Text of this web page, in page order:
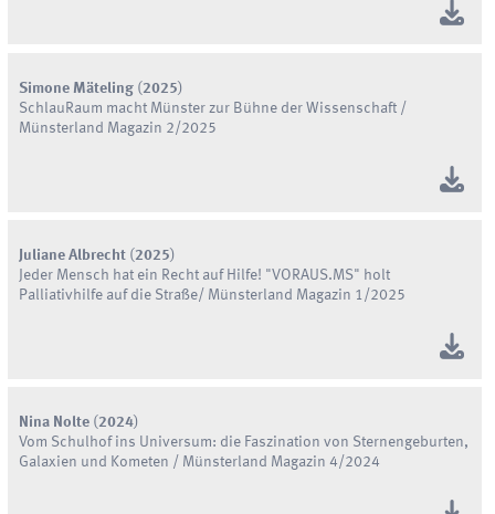
Simone Mäteling (2025)
SchlauRaum macht Münster zur Bühne der Wissenschaft /
Münsterland Magazin 2/2025
Juliane Albrecht (2025)
Jeder Mensch hat ein Recht auf Hilfe! "VORAUS.MS" holt
Palliativhilfe auf die Straße/ Münsterland Magazin 1/2025
Nina Nolte ( 2024)
Vom Schulhof ins Universum: die Faszination von Sternengeburten,
Galaxien und Kometen / Münsterland Magazin 4/2024